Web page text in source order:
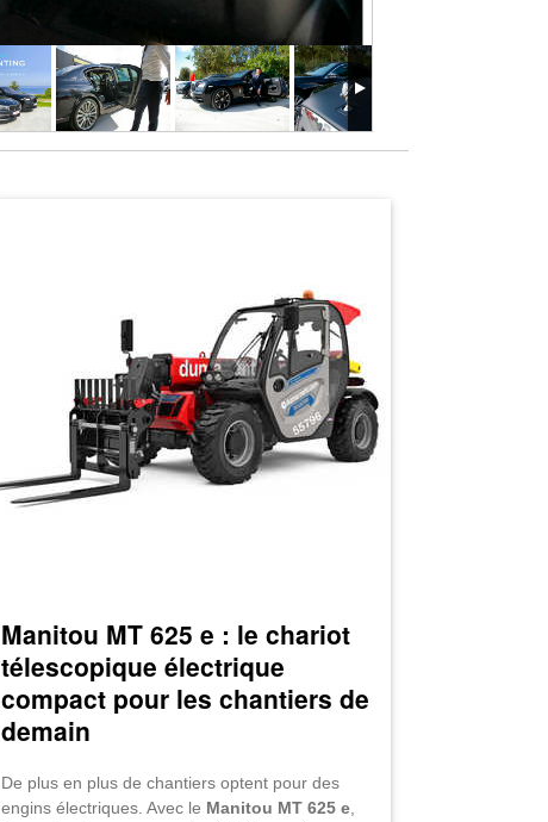
Manitou MT 625 e : le chariot
télescopique électrique
compact pour les chantiers de
demain
De plus en plus de chantiers optent pour des
engins électriques. Avec le Manitou MT 625 e,